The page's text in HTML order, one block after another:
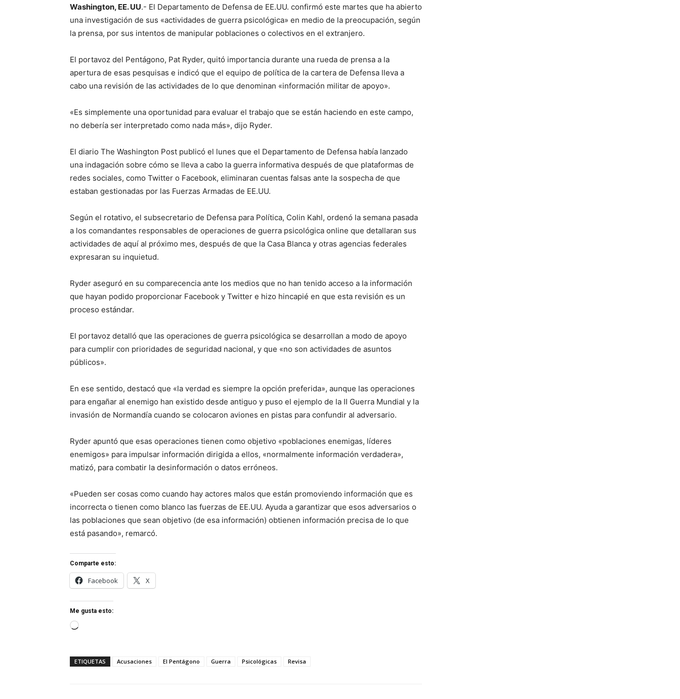
Washington, EE. UU.- El Departamento de Defensa de EE.UU. confirmó este martes que ha abierto
una investigación de sus «actividades de guerra psicológica» en medio de la preocupación, según
la prensa, por sus intentos de manipular poblaciones o colectivos en el extranjero.
El portavoz del Pentágono, Pat Ryder, quitó importancia durante una rueda de prensa a la
apertura de esas pesquisas e indicó que el equipo de política de la cartera de Defensa lleva a
cabo una revisión de las actividades de lo que denominan «información militar de apoyo».
«Es simplemente una oportunidad para evaluar el trabajo que se están haciendo en este campo,
no debería ser interpretado como nada más», dijo Ryder.
El diario The Washington Post publicó el lunes que el Departamento de Defensa había lanzado
una indagación sobre cómo se lleva a cabo la guerra informativa después de que plataformas de
redes sociales, como Twitter o Facebook, eliminaran cuentas falsas ante la sospecha de que
estaban gestionadas por las Fuerzas Armadas de EE.UU.
Según el rotativo, el subsecretario de Defensa para Política, Colin Kahl, ordenó la semana pasada
a los comandantes responsables de operaciones de guerra psicológica online que detallaran sus
actividades de aquí al próximo mes, después de que la Casa Blanca y otras agencias federales
expresaran su inquietud.
Ryder aseguró en su comparecencia ante los medios que no han tenido acceso a la información
que hayan podido proporcionar Facebook y Twitter e hizo hincapié en que esta revisión es un
proceso estándar.
El portavoz detalló que las operaciones de guerra psicológica se desarrollan a modo de apoyo
para cumplir con prioridades de seguridad nacional, y que «no son actividades de asuntos
públicos».
En ese sentido, destacó que «la verdad es siempre la opción preferida», aunque las operaciones
para engañar al enemigo han existido desde antiguo y puso el ejemplo de la II Guerra Mundial y la
invasión de Normandía cuando se colocaron aviones en pistas para confundir al adversario.
Ryder apuntó que esas operaciones tienen como objetivo «poblaciones enemigas, líderes
enemigos» para impulsar información dirigida a ellos, «normalmente información verdadera»,
matizó, para combatir la desinformación o datos erróneos.
«Pueden ser cosas como cuando hay actores malos que están promoviendo información que es
incorrecta o tienen como blanco las fuerzas de EE.UU. Ayuda a garantizar que esos adversarios o
las poblaciones que sean objetivo (de esa información) obtienen información precisa de lo que
está pasando», remarcó.
Comparte esto:
Facebook X
Me gusta esto:
Cargando...
ETIQUETAS Acusaciones El Pentágono Guerra Psicológicas Revisa